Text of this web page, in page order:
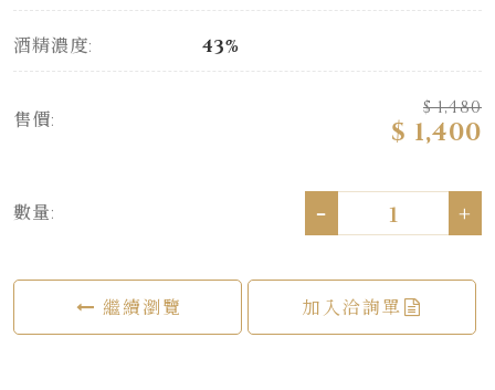
酒精濃度: 43%
售價:
$ 1,480
$ 1,400
數量: - +
繼續瀏覽 加入洽詢單